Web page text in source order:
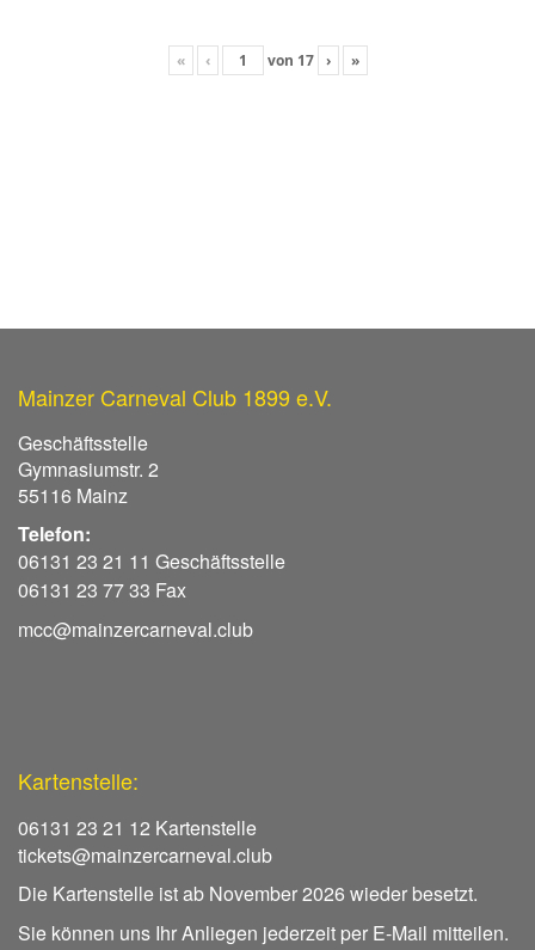
« ‹ von 17 › »
Mainzer Carneval Club 1899 e.V.
Geschäftsstelle
Gymnasiumstr. 2
55116 Mainz
Telefon:
06131 23 21 11 Geschäftsstelle
06131 23 77 33 Fax
mcc@mainzercarneval.club
Kartenstelle:
06131 23 21 12 Kartenstelle
tickets@mainzercarneval.club
Die Kartenstelle ist ab November 2026 wieder besetzt.
Sie können uns Ihr Anliegen jederzeit per E-Mail mitteilen.